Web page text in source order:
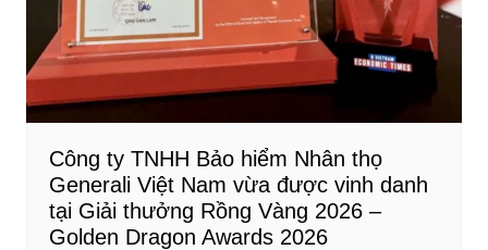
Công ty TNHH Bảo hiểm Nhân thọ
Generali Việt Nam vừa được vinh danh
tại Giải thưởng Rồng Vàng 2026 –
Golden Dragon Awards 2026